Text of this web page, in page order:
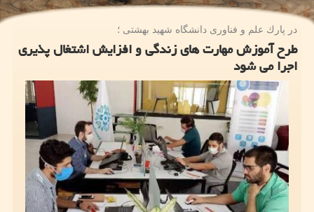
در پارك علم و فناوری دانشگاه شهید بهشتی ؛
طرح آموزش مهارت های زندگی و افزایش اشتغال پذیری
اجرا می شود